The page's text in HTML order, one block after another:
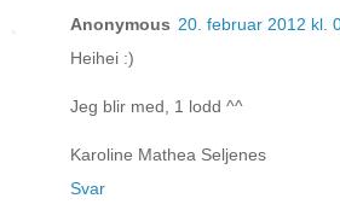
Anonymous 20. februar 2012 kl.
Heihei :)
Jeg blir med, 1 lodd ^^
Karoline Mathea Seljenes
Svar